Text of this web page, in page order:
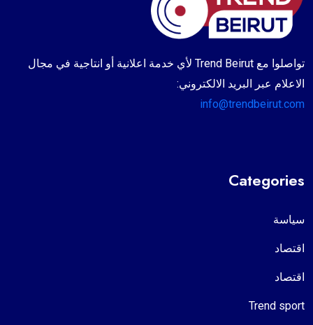
تواصلوا مع Trend Beirut لأي خدمة اعلانية أو انتاجية في مجال
الاعلام عبر البريد الالكتروني:
info@trendbeirut.com
Categories
سياسة
اقتصاد
اقتصاد
Trend sport